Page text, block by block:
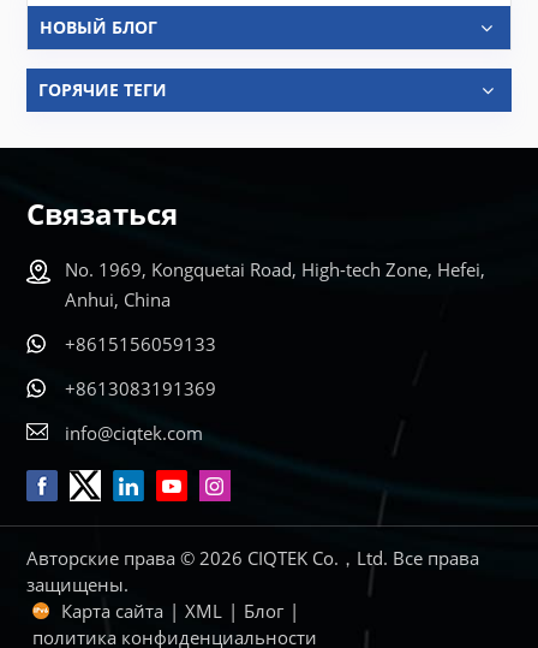
НОВЫЙ БЛОГ
ГОРЯЧИЕ ТЕГИ
Связаться
No. 1969, Kongquetai Road, High-tech Zone, Hefei,
Anhui, China
+8615156059133
+8613083191369
info@ciqtek.com
Авторские права © 2026 CIQTEK Co.，Ltd. Все права
защищены.
Карта сайта | XML | Блог |
политика конфиденциальности